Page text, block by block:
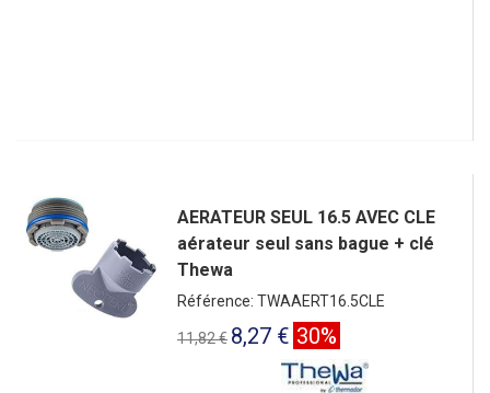
AERATEUR SEUL 16.5 AVEC CLE
aérateur seul sans bague + clé
Thewa
Référence: TWAAERT16.5CLE
11,82 € 8,27 € 30%